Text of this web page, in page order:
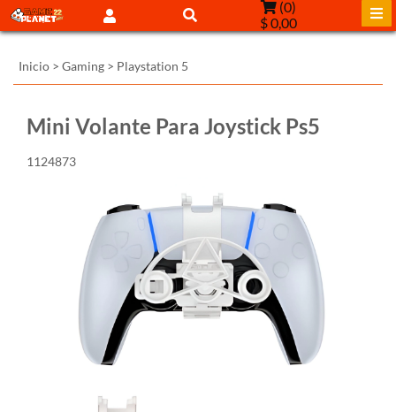
(0)
$ 0,00
Inicio > Gaming > Playstation 5
Mini Volante Para Joystick Ps5
1124873